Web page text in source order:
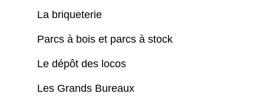
La briqueterie
Parcs à bois et parcs à stock
Le dépôt des locos
Les Grands Bureaux